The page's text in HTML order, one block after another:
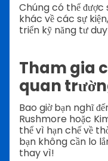
Chúng có thể được
khác về các sự
triển kỹ năng tư
Tham gia
quan
Bao giờ bạn nghĩ
Rushmore hoặc
thể vì hạn chế về
bạn không cần lo
thay vì!